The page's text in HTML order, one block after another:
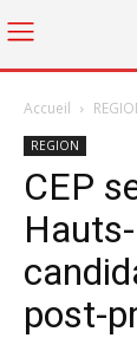
Accueil
REGION
CEP
post-